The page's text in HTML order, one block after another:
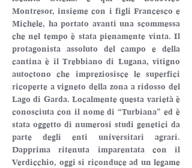
Montresor, insieme con i figli Francesco e
Michele, ha portato avanti una scommessa
che nel tempo è stata pienamente vinta. Il
protagonista assoluto del campo e della
cantina è il Trebbiano di Lugana, vitigno
autoctono che impreziosisce le superfici
ricoperte a vigneto della zona a ridosso del
Lago di Garda. Localmente questa varietà è
conosciuta con il nome di “Turbiana” ed è
stata oggetto di numerosi studi genetici da
parte degli enti universitari agrari.
Dapprima ritenuta imparentata con il
Verdicchio, oggi si riconduce ad un legame